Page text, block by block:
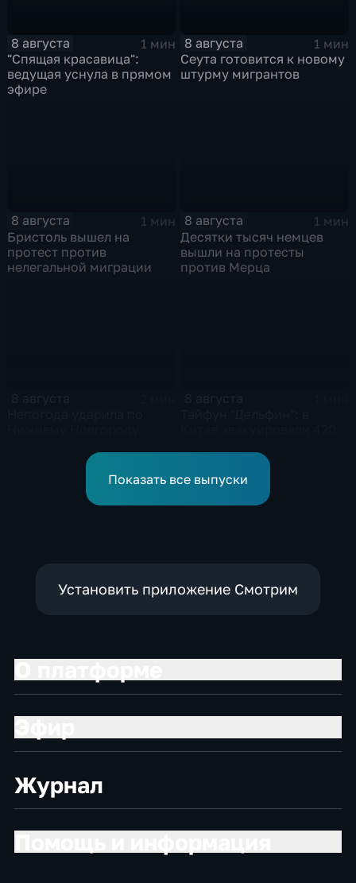
8 августа
1 мин
"Спящая красавица":
ведущая уснула в прямом
эфире
8 августа
1 мин
Сеута готовится к новому
штурму мигрантов
8 августа
1 мин
Бристоль вышел на
протест против
нелегальной миграции
8 августа
1 мин
Десятки тысяч немцев
вышли на протесты
против Мерца
Показать все выпуски
Установить приложение Смотрим
Журнал